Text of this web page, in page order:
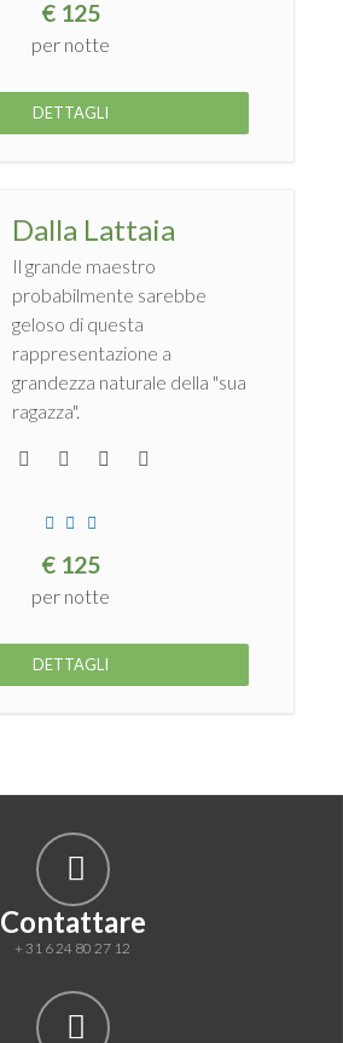
€ 125
per notte
DETTAGLI
Dalla Lattaia
Il grande maestro
probabilmente sarebbe
geloso di questa
rappresentazione a
grandezza naturale della "sua
ragazza".
€ 125
per notte
DETTAGLI
Contattare
+ 31 6 24 80 27 12